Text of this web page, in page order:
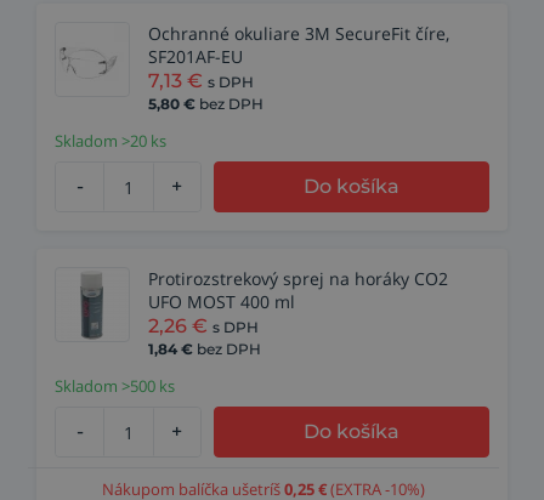
Ochranné okuliare 3M SecureFit číre,
SF201AF-EU
7,13 € s DPH
5,80 € bez DPH
Skladom >20 ks
- + Do košíka
Protirozstrekový sprej na horáky CO2
UFO MOST 400 ml
2,26 € s DPH
1,84 € bez DPH
Skladom >500 ks
- + Do košíka
Nákupom balíčka ušetríš0,25€(EXTRA -10%)